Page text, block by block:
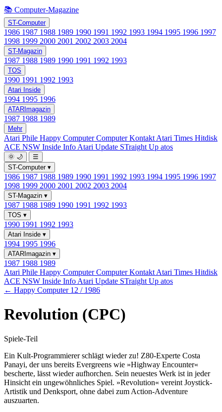
📚 Computer-Magazine
ST-Computer
1986 1987 1988 1989 1990 1991 1992 1993 1994 1995 1996 1997
1998 1999 2000 2001 2002 2003 2004
ST-Magazin
1987 1988 1989 1990 1991 1992 1993
TOS
1990 1991 1992 1993
Atari Inside
1994 1995 1996
ATARImagazin
1987 1988 1989
Mehr
Atari Phile Happy ComputerComputer Kontakt Atari Times Hitdisk
ACE NSW Inside Info Atari Update STraight Up atos
🌞 🌙
☰
ST-Computer ▾
1986 1987 1988 1989 1990 1991 1992 1993 1994 1995 1996 1997
1998 1999 2000 2001 2002 2003 2004
ST-Magazin ▾
1987 1988 1989 1990 1991 1992 1993
TOS ▾
1990 1991 1992 1993
Atari Inside ▾
1994 1995 1996
ATARImagazin ▾
1987 1988 1989
Atari Phile Happy ComputerComputer Kontakt Atari Times Hitdisk
ACE NSW Inside Info Atari Update STraight Up atos
← Happy Computer 12 / 1986
Revolution (CPC)
Spiele-Teil
Ein Kult-Programmierer schlägt wieder zu! Z80-Experte Costa
Panayi, der uns bereits Evergreens wie »Highway Encounter«
bescherte, lässt wieder aufhorchen. Sein neuestes Werk ist in jeder
Hinsicht ein ungewöhnliches Spiel. »Revolution« vereint Joystick-
Artistik und Denksport, ohne dabei zum Action-Adventure
auszuarten.